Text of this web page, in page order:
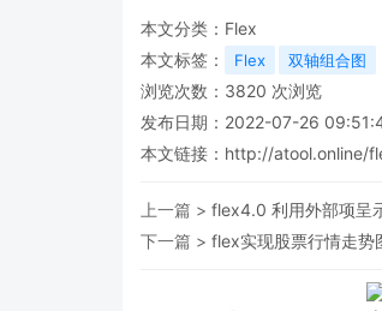
本文分类： Flex
本文标签：
Flex 双轴组合图
浏览次数： 3820 次浏览
发布日期：2022-07-26
本文链接： http://atool.online/
上一篇 > flex4.0 利用外部项呈
下一篇 > flex实现股票行情走势